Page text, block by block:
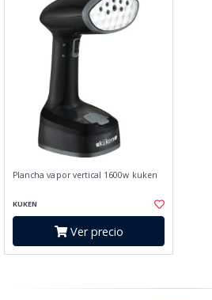
Plancha vapor vertical 1600w kuken
KUKEN
Ver precio